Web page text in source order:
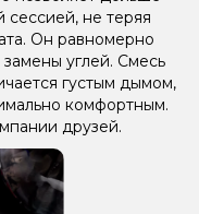
сессией, не теряя
Он равномерно
углей. Смесь
густым дымом,
комфортным.
друзей.